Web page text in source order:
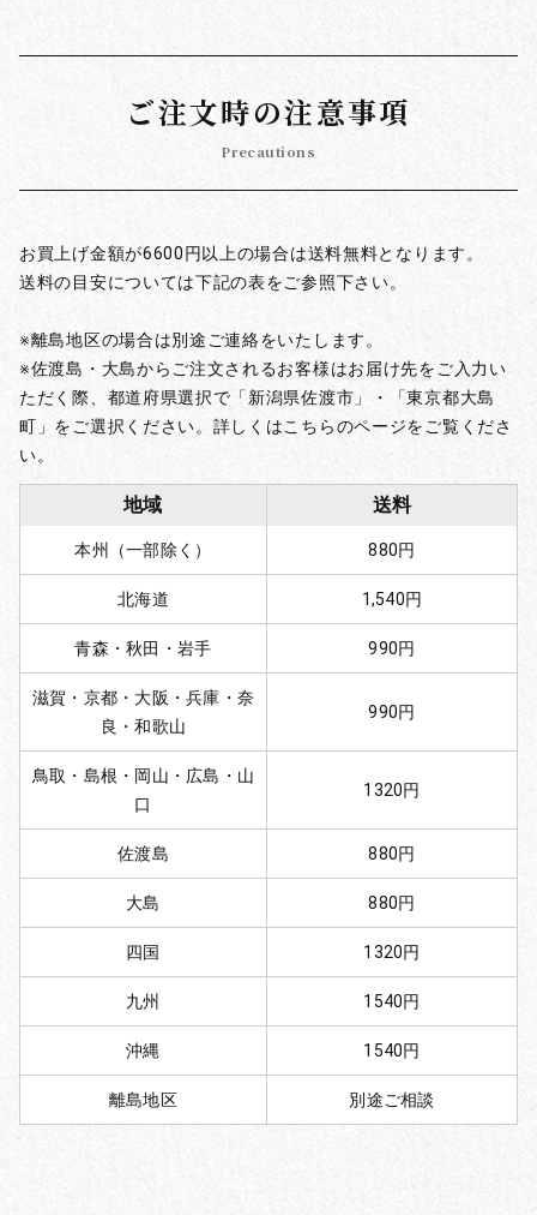
ご注文時の注意事項
Precautions
お買上げ金額が6600円以上の場合は送料無料となります。
送料の目安については下記の表をご参照下さい。
※離島地区の場合は別途ご連絡をいたします。
※佐渡島・大島からご注文されるお客様はお届け先をご入力い
ただく際、都道府県選択で「新潟県佐渡市」・「東京都大島
町」をご選択ください。詳しくはこちらのページをご覧くださ
い。
地域 送料
本州（一部除く） 880円
北海道 1,540円
青森・秋田・岩手 990円
滋賀・京都・大阪・兵庫・奈
良・和歌山
990円
鳥取・島根・岡山・広島・山
口
1320円
佐渡島 880円
大島 880円
四国 1320円
九州 1540円
沖縄 1540円
離島地区 別途ご相談